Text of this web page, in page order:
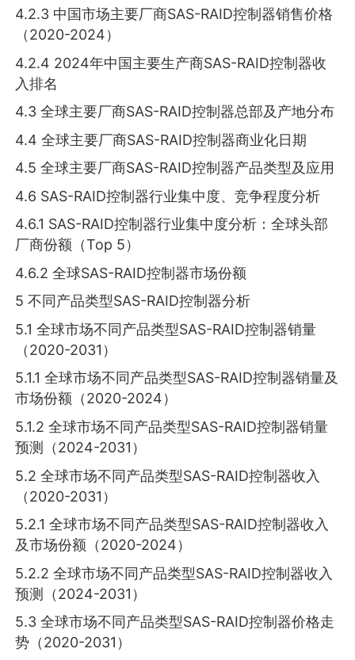
4.2.3 中国市场主要厂商SAS-RAID控制器销售价格
（2020-2024）
4.2.4 2024年中国主要生产商SAS-RAID控制器收
入排名
4.3 全球主要厂商SAS-RAID控制器总部及产地分布
4.4 全球主要厂商SAS-RAID控制器商业化日期
4.5 全球主要厂商SAS-RAID控制器产品类型及应用
4.6 SAS-RAID控制器行业集中度、竞争程度分析
4.6.1 SAS-RAID控制器行业集中度分析：全球头部
厂商份额（Top 5）
4.6.2 全球SAS-RAID控制器市场份额
5 不同产品类型SAS-RAID控制器分析
5.1 全球市场不同产品类型SAS-RAID控制器销量
（2020-2031）
5.1.1 全球市场不同产品类型SAS-RAID控制器销量及
市场份额（2020-2024）
5.1.2 全球市场不同产品类型SAS-RAID控制器销量
预测（2024-2031）
5.2 全球市场不同产品类型SAS-RAID控制器收入
（2020-2031）
5.2.1 全球市场不同产品类型SAS-RAID控制器收入
及市场份额（2020-2024）
5.2.2 全球市场不同产品类型SAS-RAID控制器收入
预测（2024-2031）
5.3 全球市场不同产品类型SAS-RAID控制器价格走
势（2020-2031）